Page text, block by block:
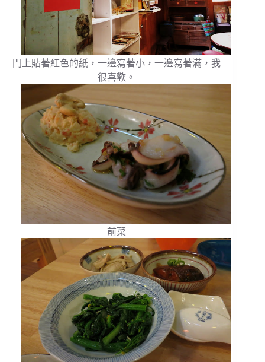
門上貼著紅色的紙，一邊寫著小，一邊寫著滿，我
很喜歡。
前菜